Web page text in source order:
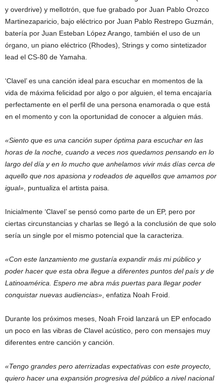
y overdrive) y mellotrón, que fue grabado por Juan Pablo Orozco
Martinezaparicio, bajo eléctrico por Juan Pablo Restrepo Guzmán,
batería por Juan Esteban López Arango, también el uso de un
órgano, un piano eléctrico (Rhodes), Strings y como sintetizador
lead el CS-80 de Yamaha.
‘Clavel’ es una canción ideal para escuchar en momentos de la
vida de máxima felicidad por algo o por alguien, el tema encajaría
perfectamente en el perfil de una persona enamorada o que está
en el momento y con la oportunidad de conocer a alguien más.
«Siento que es una canción super óptima para escuchar en las
horas de la noche, cuando a veces nos quedamos pensando en lo
largo del día y en lo mucho que anhelamos vivir más días cerca de
aquello que nos apasiona y rodeados de aquellos que amamos por
igual» , puntualiza el artista paisa.
Inicialmente ‘Clavel’ se pensó como parte de un EP, pero por
ciertas circunstancias y charlas se llegó a la conclusión de que solo
sería un single por el mismo potencial que la caracteriza.
«Con este lanzamiento me gustaría expandir más mi público y
poder hacer que esta obra llegue a diferentes puntos del país y de
Latinoamérica. Espero me abra más puertas para llegar poder
conquistar nuevas audiencias» , enfatiza Noah Froid.
Durante los próximos meses, Noah Froid lanzará un EP enfocado
un poco en las vibras de Clavel acústico, pero con mensajes muy
diferentes entre canción y canción.
«Tengo grandes pero aterrizadas expectativas con este proyecto,
quiero hacer una expansión progresiva del público a nivel nacional